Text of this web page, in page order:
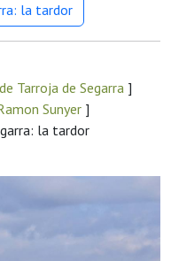
la tardor
Tarroja de Segarra ]
Sunyer ]
la tardor